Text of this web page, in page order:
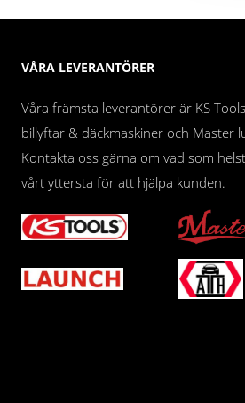
VÅRA LEVERANTÖRER
Våra främsta leverantörer är KS
billyftar & däckmaskiner och Master
Kontakta oss gärna om vad som
vårt yttersta för att hjälpa kunden.